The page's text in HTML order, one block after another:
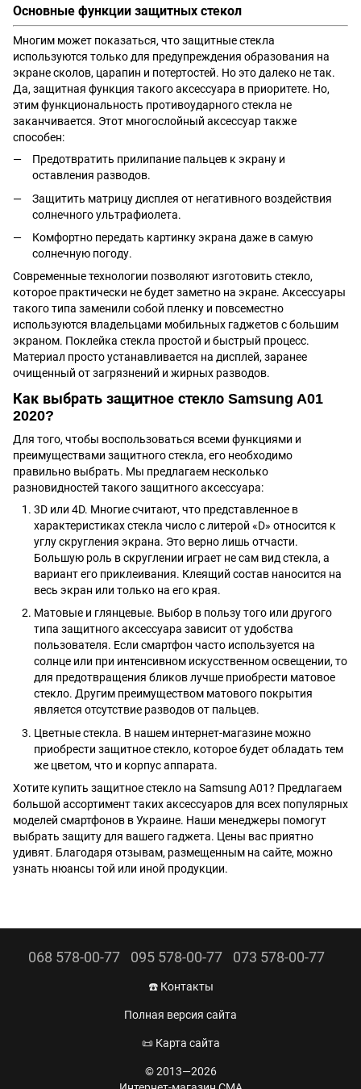
Основные функции защитных стекол
Многим может показаться, что защитные стекла
используются только для предупреждения образования на
экране сколов, царапин и потертостей. Но это далеко не так.
Да, защитная функция такого аксессуара в приоритете. Но,
этим функциональность противоударного стекла не
заканчивается. Этот многослойный аксессуар также
способен:
Предотвратить прилипание пальцев к экрану и
оставления разводов.
Защитить матрицу дисплея от негативного воздействия
солнечного ультрафиолета.
Комфортно передать картинку экрана даже в самую
солнечную погоду.
Современные технологии позволяют изготовить стекло,
которое практически не будет заметно на экране. Аксессуары
такого типа заменили собой пленку и повсеместно
используются владельцами мобильных гаджетов с большим
экраном. Поклейка стекла простой и быстрый процесс.
Материал просто устанавливается на дисплей, заранее
очищенный от загрязнений и жирных разводов.
Как выбрать защитное стекло Samsung A01
2020?
Для того, чтобы воспользоваться всеми функциями и
преимуществами защитного стекла, его необходимо
правильно выбрать. Мы предлагаем несколько
разновидностей такого защитного аксессуара:
3D или 4D. Многие считают, что представленное в
характеристиках стекла число с литерой «D» относится к
углу скругления экрана. Это верно лишь отчасти.
Большую роль в скруглении играет не сам вид стекла, а
вариант его приклеивания. Клеящий состав наносится на
весь экран или только на его края.
Матовые и глянцевые. Выбор в пользу того или другого
типа защитного аксессуара зависит от удобства
пользователя. Если смартфон часто используется на
солнце или при интенсивном искусственном освещении, то
для предотвращения бликов лучше приобрести матовое
стекло. Другим преимуществом матового покрытия
является отсутствие разводов от пальцев.
Цветные стекла. В нашем интернет-магазине можно
приобрести защитное стекло, которое будет обладать тем
же цветом, что и корпус аппарата.
Хотите купить защитное стекло на Samsung A01? Предлагаем
большой ассортимент таких аксессуаров для всех популярных
моделей смартфонов в Украине. Наши менеджеры помогут
выбрать защиту для вашего гаджета. Цены вас приятно
удивят. Благодаря отзывам, размещенным на сайте, можно
узнать нюансы той или иной продукции.
068 578-00-77 095 578-00-77 073 578-00-77
☎️ Контакты
Полная версия сайта
📜 Карта сайта
© 2013—2026